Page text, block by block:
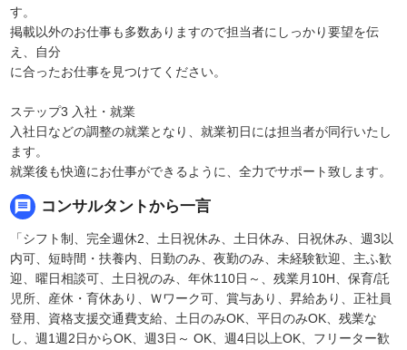
す。
掲載以外のお仕事も多数ありますので担当者にしっかり要望を伝
え、自分
に合ったお仕事を見つけてください。
ステップ3 入社・就業
入社日などの調整の就業となり、就業初日には担当者が同行いたし
ます。
就業後も快適にお仕事ができるように、全力でサポート致します。
message コンサルタントから一言
「シフト制、完全週休2、土日祝休み、土日休み、日祝休み、週3以
内可、短時間・扶養内、日勤のみ、夜勤のみ、未経験歓迎、主ふ歓
迎、曜日相談可、土日祝のみ、年休110日～、残業月10H、保育/託
児所、産休・育休あり、Ｗワーク可、賞与あり、昇給あり、正社員
登用、資格支援交通費支給、土日のみOK、平日のみOK、残業な
し、週1週2日からOK、週3日～ OK、週4日以上OK、フリーター歓